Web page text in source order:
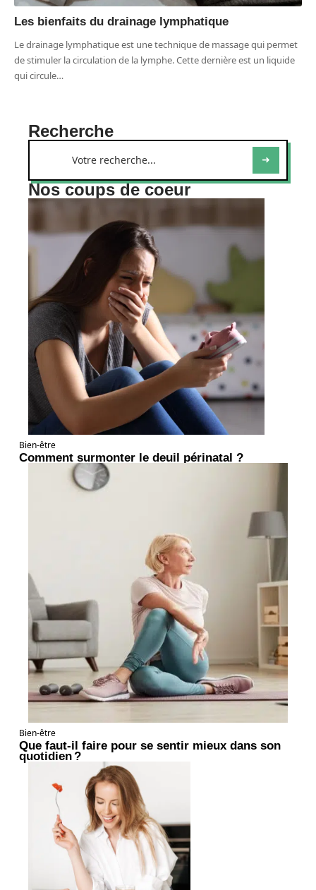
Les bienfaits du drainage lymphatique
Le drainage lymphatique est une technique de massage qui permet
de stimuler la circulation de la lymphe. Cette dernière est un liquide
qui circule…
Recherche
Nos coups de coeur
Bien-être
Comment surmonter le deuil périnatal ?
Bien-être
Que faut-il faire pour se sentir mieux dans son
quotidien ?